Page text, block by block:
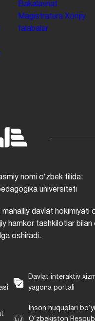
Bakalavriat
Magistratura Xorijiy
talabalar
nomi oʻzbek tilida:
universiteti
davlat hokimiyati
hamkor tashkilotlar bilan
oshiradi.
Davlat interaktiv
yagona portali
Inson huquqlari
O‘zbekiston